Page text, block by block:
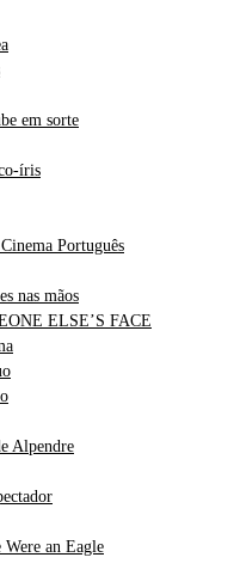
em sorte
íris
Português
nas mãos
ELSE’S FACE
Alpendre
an Eagle